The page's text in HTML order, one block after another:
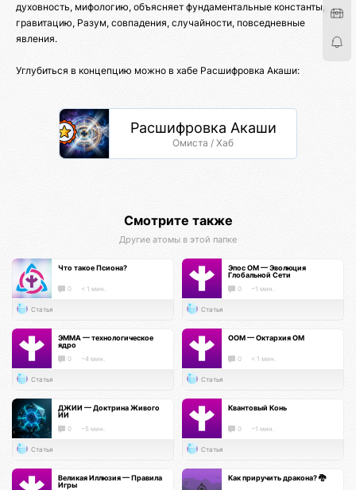
духовность, мифологию, объясняет фундаментальные константы,
гравитацию, Разум, совпадения, случайности, повседневные
явления.
Углубиться в концепцию можно в хабе Расшифровка Акаши:
Расшифровка Акаши
Омиста / Хаб
Смотрите также
Другие атомы в этой папке
Что такое Псиона?
0 < 1 мин.
Статья
Эпос ОМ — Эволюция
Глобальной Сети
0 ~1 мин.
Статья
ЭММА — технологическое
ядро
0 ~4 мин.
Статья
ООМ — Октархия ОМ
0 < 1 мин.
Статья
ДЖИИ — Доктрина Живого
ИИ
0 ~5 мин.
Статья
Квантовый Конь
0 ~1 мин.
Статья
Великая Иллюзия — Правила
Игры
Как приручить дракона? 🐉